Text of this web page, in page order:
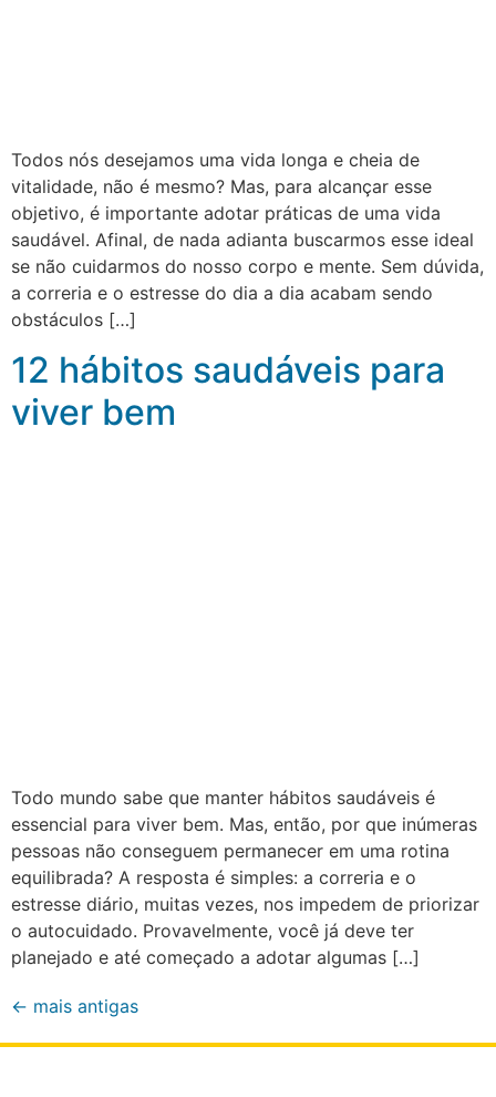
Todos nós desejamos uma vida longa e cheia de
vitalidade, não é mesmo? Mas, para alcançar esse
objetivo, é importante adotar práticas de uma vida
saudável. Afinal, de nada adianta buscarmos esse ideal
se não cuidarmos do nosso corpo e mente. Sem dúvida,
a correria e o estresse do dia a dia acabam sendo
obstáculos […]
12 hábitos saudáveis para
viver bem
Todo mundo sabe que manter hábitos saudáveis é
essencial para viver bem. Mas, então, por que inúmeras
pessoas não conseguem permanecer em uma rotina
equilibrada? A resposta é simples: a correria e o
estresse diário, muitas vezes, nos impedem de priorizar
o autocuidado. Provavelmente, você já deve ter
planejado e até começado a adotar algumas […]
← mais antigas